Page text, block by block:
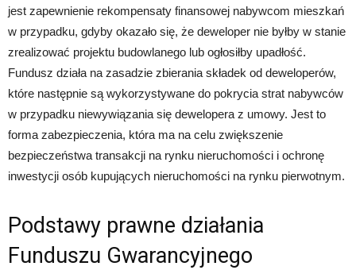
jest zapewnienie rekompensaty finansowej nabywcom mieszkań
w przypadku, gdyby okazało się, że deweloper nie byłby w stanie
zrealizować projektu budowlanego lub ogłosiłby upadłość.
Fundusz działa na zasadzie zbierania składek od deweloperów,
które następnie są wykorzystywane do pokrycia strat nabywców
w przypadku niewywiązania się dewelopera z umowy. Jest to
forma zabezpieczenia, która ma na celu zwiększenie
bezpieczeństwa transakcji na rynku nieruchomości i ochronę
inwestycji osób kupujących nieruchomości na rynku pierwotnym.
Podstawy prawne działania
Funduszu Gwarancyjnego